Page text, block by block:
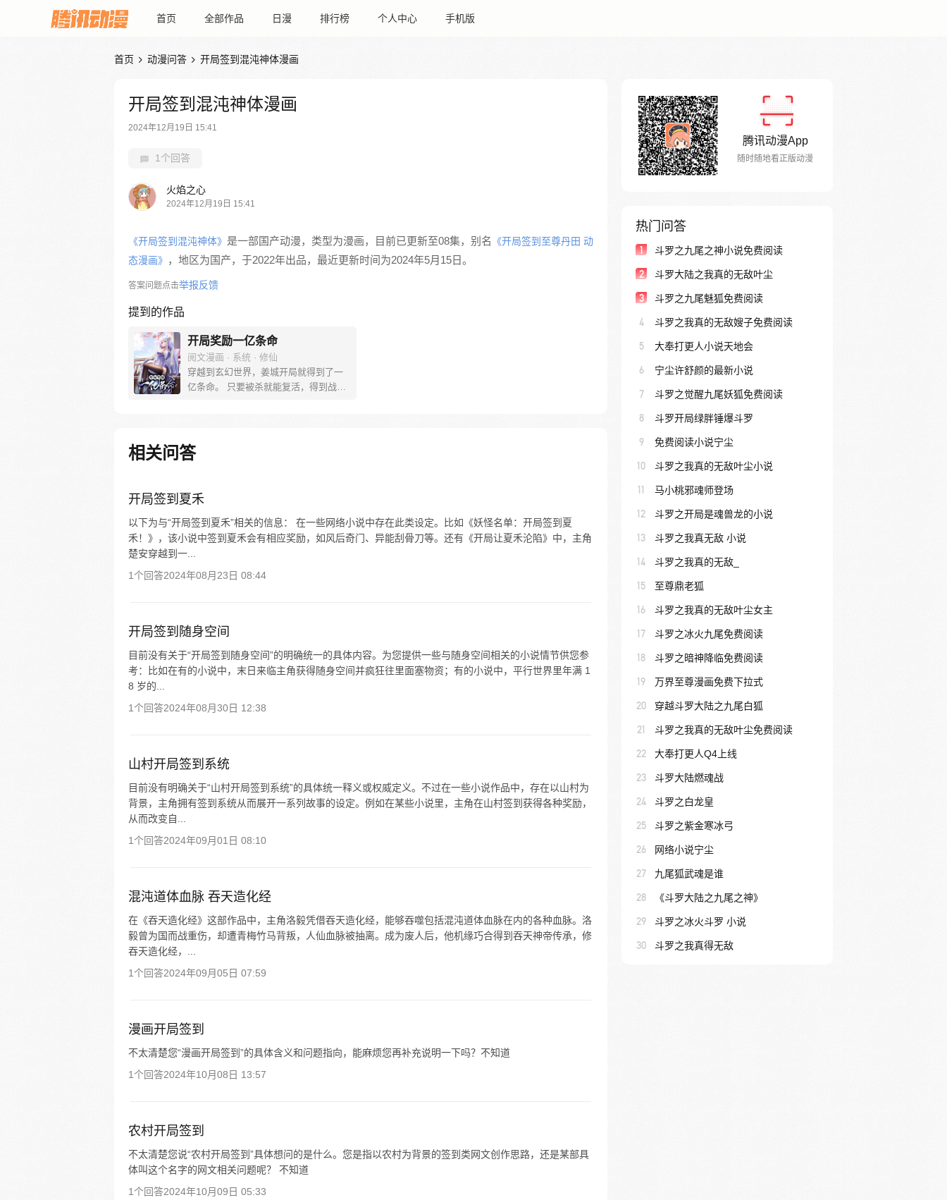
首页 全部作品 日漫 排行榜 个人中心 手机版
首页  动漫问答  开局签到混沌神体漫画
开局签到混沌神体漫画
2024年12月19日 15:41
1个回答
火焰之心
2024年12月19日 15:41
《开局签到混沌神体》 是一部国产动漫，类型为漫画，目前已更新至08集，别名 《开局签到至尊丹田 动
态漫画》 ，地区为国产，于2022年出品，最近更新时间为2024年5月15日。
答案问题点击举报反馈
提到的作品
开局奖励一亿条命
阅文漫画 · 系统 · 修仙
穿越到玄幻世界，姜城开局就得到了一
亿条命。 只要被杀就能复活，得到战胜
相关问答
开局签到夏禾
以下为与“开局签到夏禾”相关的信息： 在一些网络小说中存在此类设定。比如《妖怪名单：开局签到夏
禾！》，该小说中签到夏禾会有相应奖励，如风后奇门、异能刮骨刀等。还有《开局让夏禾沦陷》中，主角
楚安穿越到一...
1个回答2024年08月23日 08:44
开局签到随身空间
目前没有关于“开局签到随身空间”的明确统一的具体内容。为您提供一些与随身空间相关的小说情节供您参
考：比如在有的小说中，末日来临主角获得随身空间并疯狂往里面塞物资；有的小说中，平行世界里年满 1
8 岁的...
1个回答2024年08月30日 12:38
山村开局签到系统
目前没有明确关于“山村开局签到系统”的具体统一释义或权威定义。不过在一些小说作品中，存在以山村为
背景，主角拥有签到系统从而展开一系列故事的设定。例如在某些小说里，主角在山村签到获得各种奖励，
从而改变自...
1个回答2024年09月01日 08:10
混沌道体血脉 吞天造化经
在《吞天造化经》这部作品中，主角洛毅凭借吞天造化经，能够吞噬包括混沌道体血脉在内的各种血脉。洛
毅曾为国而战重伤，却遭青梅竹马背叛，人仙血脉被抽离。成为废人后，他机缘巧合得到吞天神帝传承，修
吞天造化经，...
1个回答2024年09月05日 07:59
漫画开局签到
不太清楚您“漫画开局签到”的具体含义和问题指向，能麻烦您再补充说明一下吗？不知道
1个回答2024年10月08日 13:57
农村开局签到
不太清楚您说“农村开局签到”具体想问的是什么。您是指以农村为背景的签到类网文创作思路，还是某部具
体叫这个名字的网文相关问题呢？ 不知道
1个回答2024年10月09日 05:33
腾讯动漫App
随时随地看正版动漫
热门问答
1 斗罗之九尾之神小说免费阅读
2 斗罗大陆之我真的无敌叶尘
3 斗罗之九尾魅狐免费阅读
4 斗罗之我真的无敌嫂子免费阅读
5 大奉打更人小说天地会
6 宁尘许舒颜的最新小说
7 斗罗之觉醒九尾妖狐免费阅读
8 斗罗开局绿胖锤爆斗罗
9 免费阅读小说宁尘
10 斗罗之我真的无敌叶尘小说
11 马小桃邪魂师登场
12 斗罗之开局是魂兽龙的小说
13 斗罗之我真无敌 小说
14 斗罗之我真的无敌_
15 至尊鼎老狐
16 斗罗之我真的无敌叶尘女主
17 斗罗之冰火九尾免费阅读
18 斗罗之暗神降临免费阅读
19 万界至尊漫画免费下拉式
20 穿越斗罗大陆之九尾白狐
21 斗罗之我真的无敌叶尘免费阅读
22 大奉打更人Q4上线
23 斗罗大陆燃魂战
24 斗罗之白龙皇
25 斗罗之紫金寒冰弓
26 网络小说宁尘
27 九尾狐武魂是谁
28 《斗罗大陆之九尾之神》
29 斗罗之冰火斗罗 小说
30 斗罗之我真得无敌